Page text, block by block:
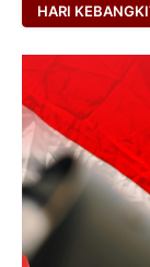
HARI